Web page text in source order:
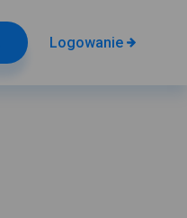
Logowanie